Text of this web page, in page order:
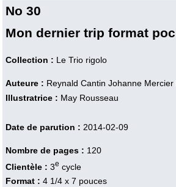
No 30
Mon dernier trip format
Collection : Le Trio rigolo
Auteure : Reynald Cantin Johanne Mercier
Illustratrice : May Rousseau
Date de parution : 2014-02-09
Nombre de pages : 120
Clientèle : 3e cycle
Format : 4 1/4 x 7 pouces